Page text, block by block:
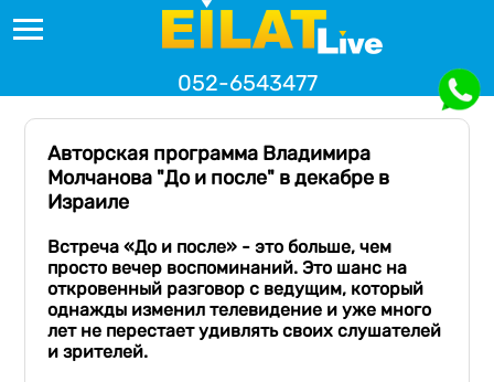
052-6543477
Авторская программа Владимира
Молчанова "До и после" в декабре в
Израиле
Встреча «До и после» - это больше, чем
просто вечер воспоминаний. Это шанс на
откровенный разговор с ведущим, который
однажды изменил телевидение иуже много
лет не перестает удивлять своих слушателей
и зрителей.